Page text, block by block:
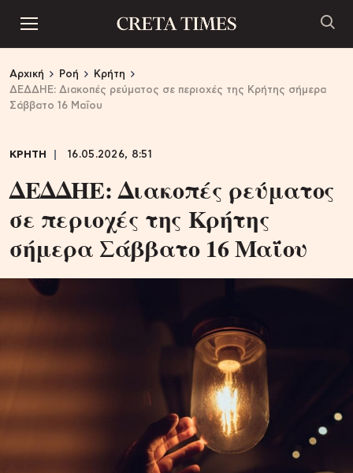
Αρχική Ροή
Κρήτη
ΔΕΔΔΗΕ: Διακοπές ρεύματος σε περιοχές της Κρήτης σήμερα
Σάββατο 16 Μαΐου
ΚΡΗΤΗ 16.05.2026, 8:51
ΔΕΔΔΗΕ: Διακοπές ρεύματος
σε περιοχές της Κρήτης
σήμερα Σάββατο 16 Μαΐου